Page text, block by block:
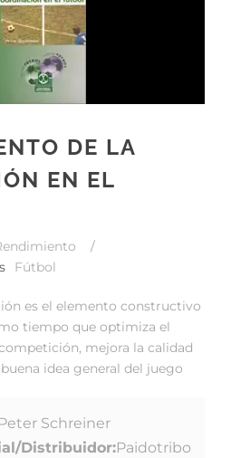
DE LA
EN EL
/
Fútbol
es el elemento constructivo
tiempo que optimiza el
mejora la calidad
idea general del juego
Peter Schreiner
Distribuidor:Paidotribo